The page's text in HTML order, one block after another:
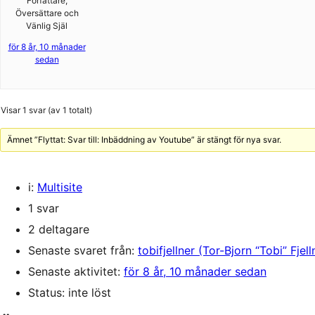
Översättare och
Vänlig Själ
för 8 år, 10 månader
sedan
Visar 1 svar (av 1 totalt)
Ämnet ”Flyttat: Svar till: Inbäddning av Youtube” är stängt för nya svar.
i: Multisite
1 svar
2 deltagare
Senaste svaret från: tobifjellner (Tor-Bjorn “Tobi”
Senaste aktivitet: för 8 år, 10 månader sedan
Status: inte löst